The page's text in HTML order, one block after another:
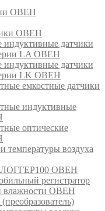
ОВЕН
ОВЕН
индуктивные датчики
LA ОВЕН
индуктивные датчики
LK ОВЕН
емкостные датчики
индуктивные
оптические
температуры воздуха
ЛОГГЕР100 ОВЕН
регистратор
влажности ОВЕН